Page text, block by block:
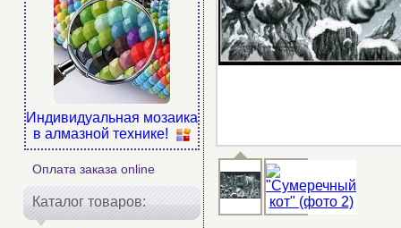
Индивидуальная мозаика
в алмазной технике!
Оплата заказа online
Каталог товаров: